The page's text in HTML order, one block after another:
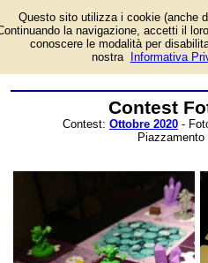
Contest
Contest: Ottobre 2020 -
Piazzamento
Questo sito utilizza i cookie (anche
la navigazione, accetti il
conoscere le modalità per
nostra
Informativa